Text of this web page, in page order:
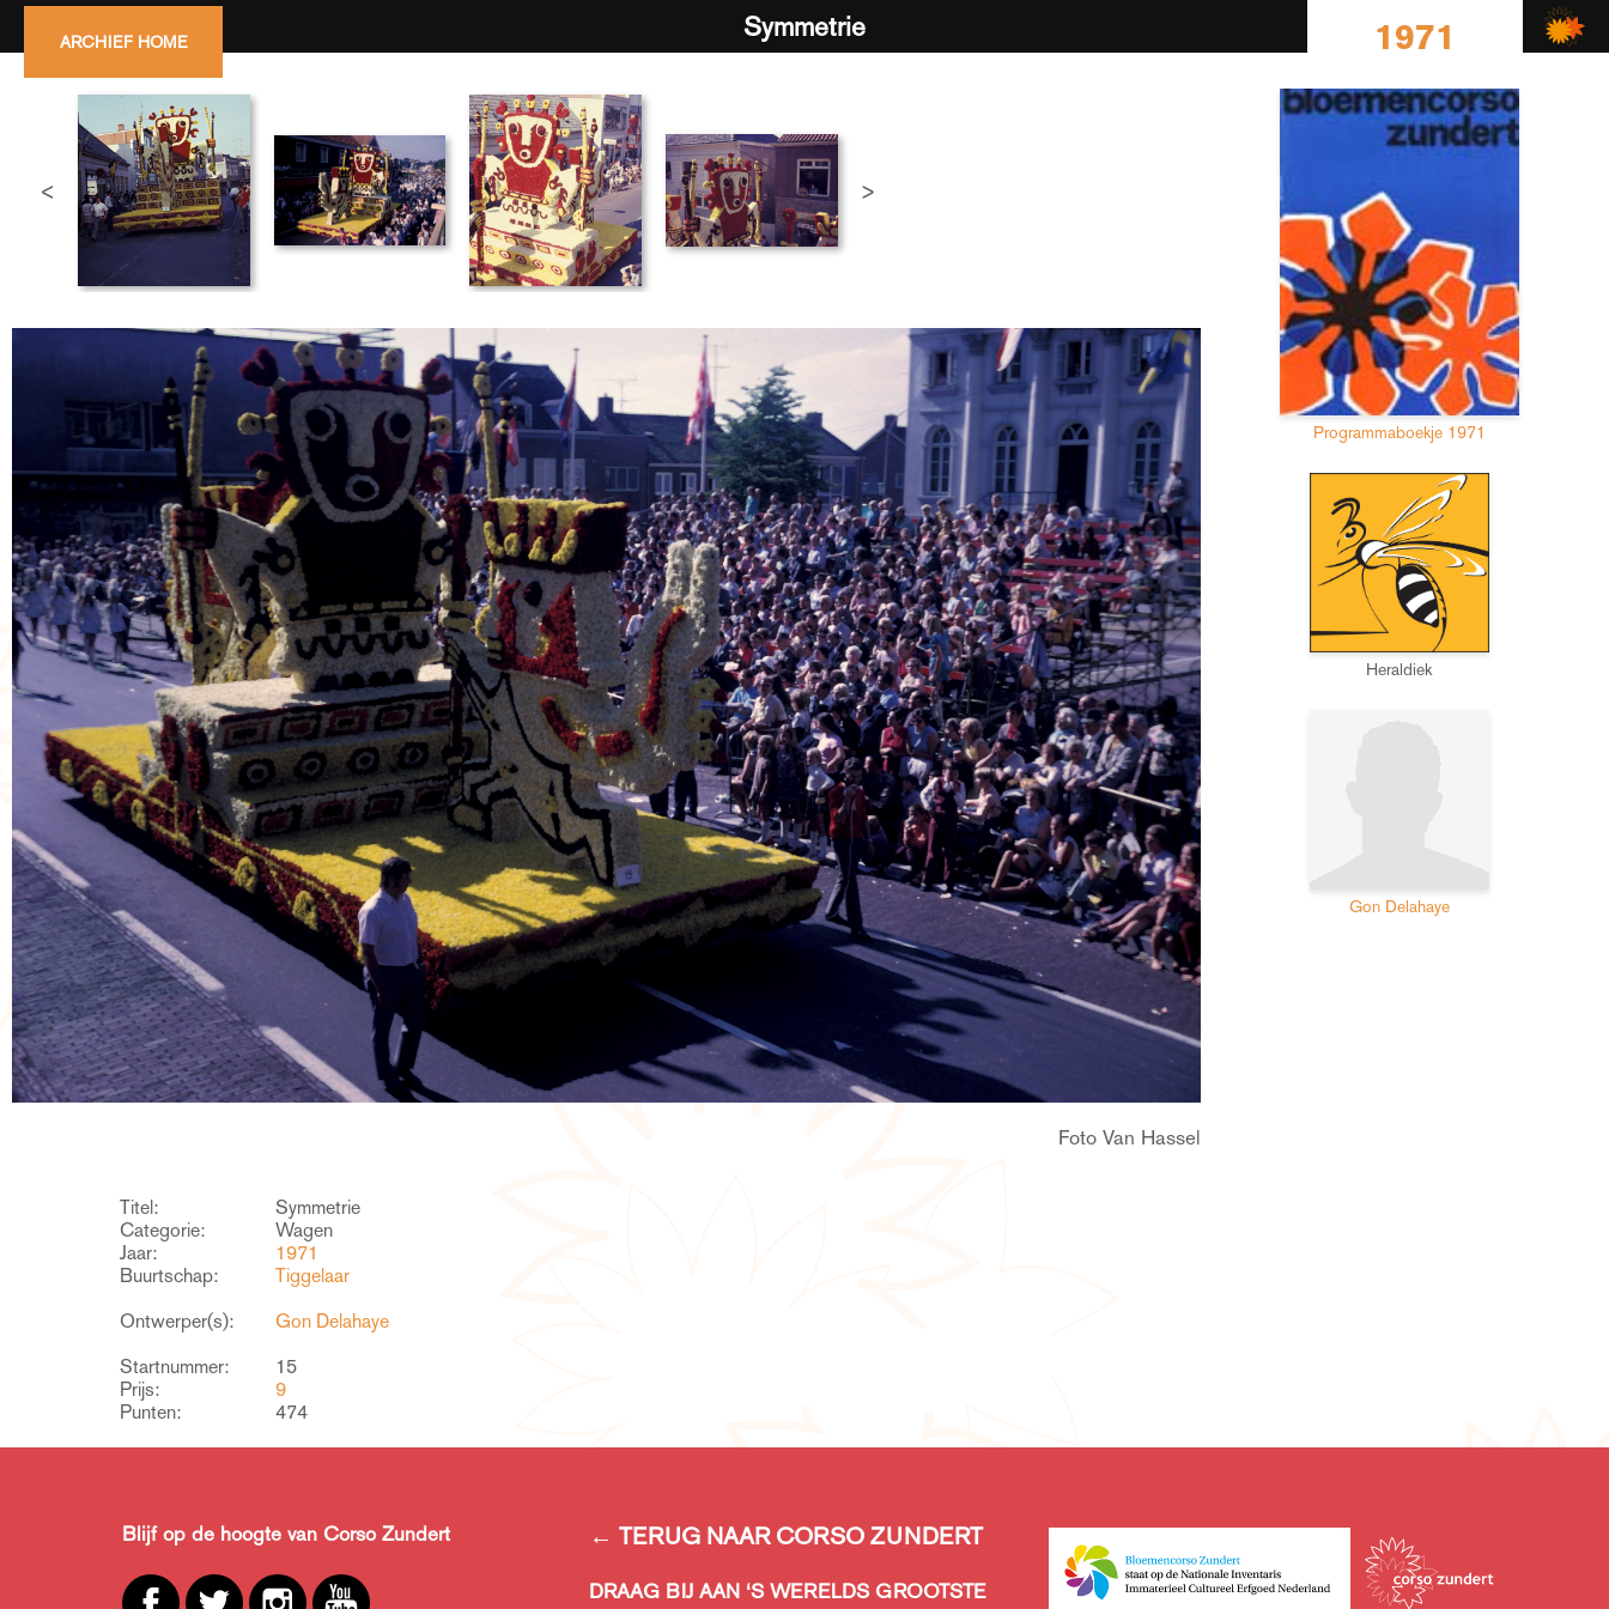
ARCHIEF HOME Symmetrie 1971
< >
Foto Van Hassel
Titel:
Symmetrie
Categorie:
Wagen
Jaar:
1971
Buurtschap:
Tiggelaar
Ontwerper(s):
Gon Delahaye
Startnummer:
15
Prijs:
9
Punten:
474
Programmaboekje 1971
Heraldiek
Gon Delahaye
Blijf op de hoogte van Corso Zundert ← TERUG NAAR CORSO ZUNDERT
DRAAG BIJ AAN ‘S WERELDS GROOTSTE